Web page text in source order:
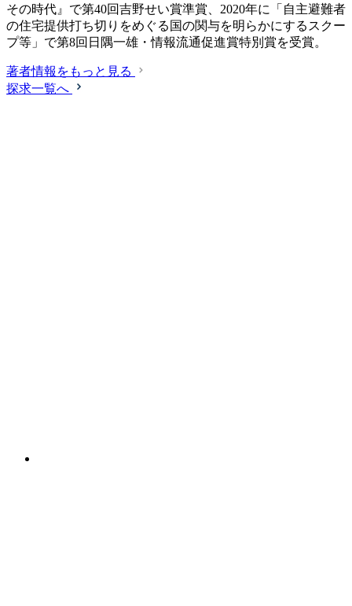
その時代』で第40回吉野せい賞準賞、2020年に「自主避難者
の住宅提供打ち切りをめぐる国の関与を明らかにするスクー
プ等」で第8回日隅一雄・情報流通促進賞特別賞を受賞。
著者情報をもっと見る
探求一覧へ